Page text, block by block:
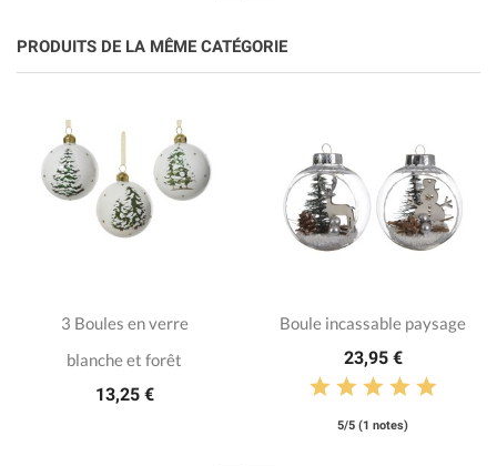
PRODUITS DE LA MÊME CATÉGORIE
3 Boules en verre
blanche et forêt
13,25 €
Boule incassable paysage
23,95 €
5/5 (1 notes)